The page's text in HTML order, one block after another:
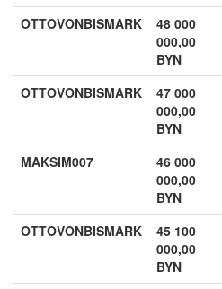
OTTOVONBISMARK
48 000
000,00
BYN
OTTOVONBISMARK
47 000
000,00
BYN
MAKSIM007
46 000
000,00
BYN
OTTOVONBISMARK
45 100
000,00
BYN